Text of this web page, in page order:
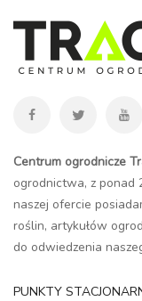
Centrum ogrodnicze
ogrodnictwa, z ponad
naszej ofercie
roślin, artykułów
do odwiedzenia
PUNKTY